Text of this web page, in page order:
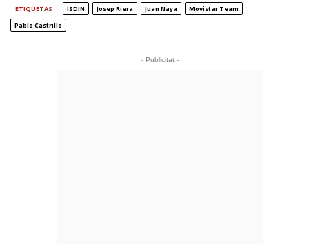
ETIQUETAS ISDIN Josep Riera Juan Naya
Movistar Team
Pablo Castrillo
- Publicitat -